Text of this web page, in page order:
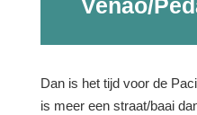
Venao/
Dan is het tijd voor de
is meer een straat/baai